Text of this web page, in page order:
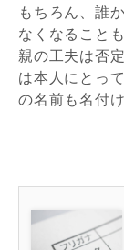
もちろん、誰
なくなること
親の工夫は否
は本人にとっ
の名前も名付